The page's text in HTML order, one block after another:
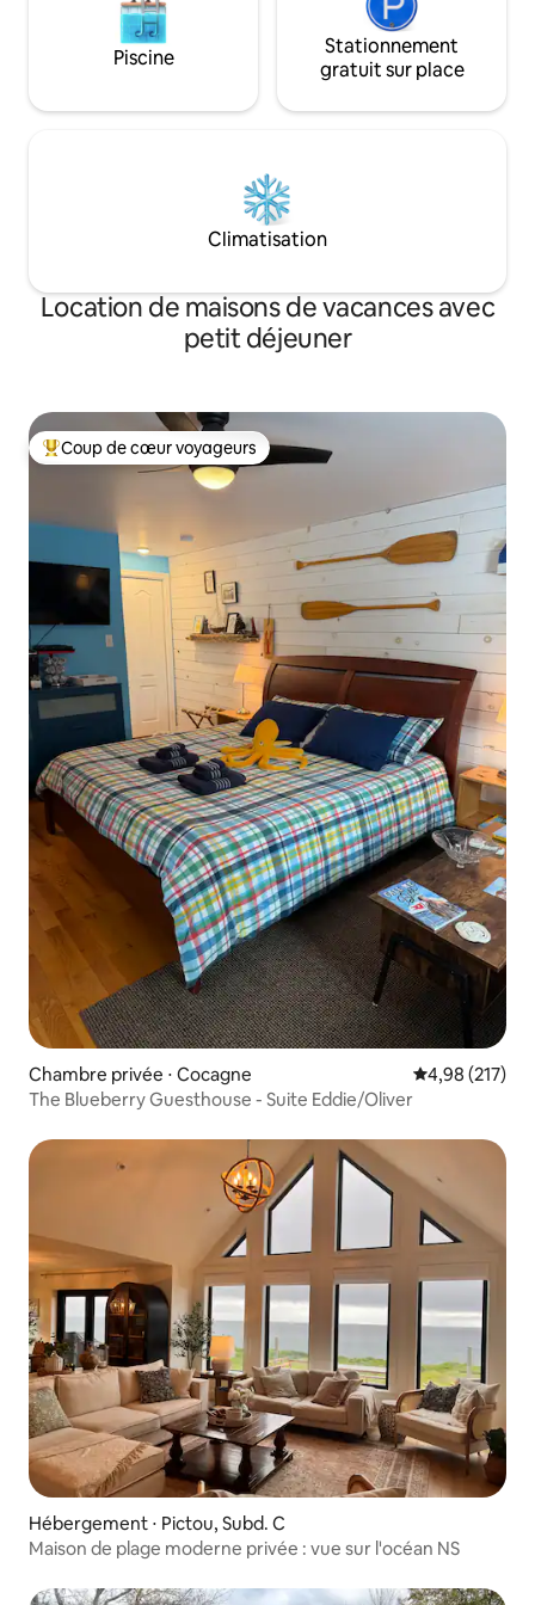
Piscine
Stationnement
gratuit sur place
Climatisation
Location de maisons de vacances avec
petit déjeuner
Coups de cœur voyageurs les plus appréciés
Coup de cœur voyageurs
Chambre privée ⋅ Cocagne Évaluation
4,98 (217)
The Blueberry Guesthouse - Suite Eddie/Oliver
Hébergement ⋅ Pictou, Subd. C
Maison de plage moderne privée : vue sur l'océan NS